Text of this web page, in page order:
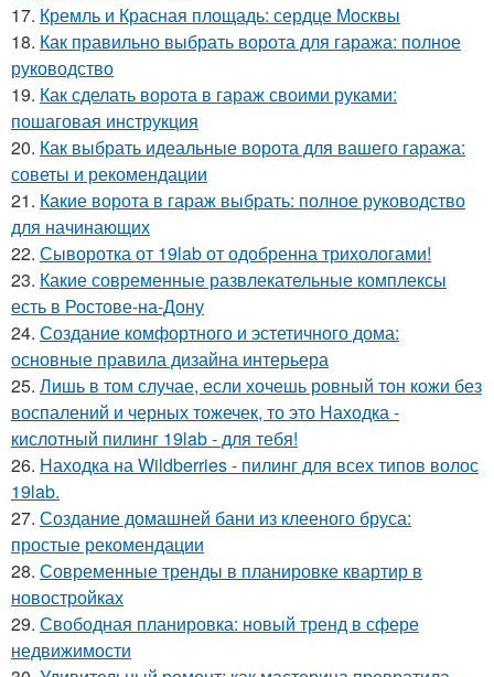
17. Кремль и Красная площадь: сердце Москвы
18. Как правильно выбрать ворота для гаража: полное
руководство
19. Как сделать ворота в гараж своими руками:
пошаговая инструкция
20. Как выбрать идеальные ворота для вашего гаража:
советы и рекомендации
21. Какие ворота в гараж выбрать: полное руководство
для начинающих
22. Сыворотка от 19lab от одобренна трихологами!
23. Какие современные развлекательные комплексы
есть в Ростове-на-Дону
24. Создание комфортного и эстетичного дома:
основные правила дизайна интерьера
25. Лишь в том случае, если хочешь ровный тон кожи без
воспалений и черных тожечек, то это Находка -
кислотный пилинг 19lab - для тебя!
26. Находка на Wildberries - пилинг для всех типов волос
19lab.
27. Создание домашней бани из клееного бруса:
простые рекомендации
28. Современные тренды в планировке квартир в
новостройках
29. Свободная планировка: новый тренд в сфере
недвижимости